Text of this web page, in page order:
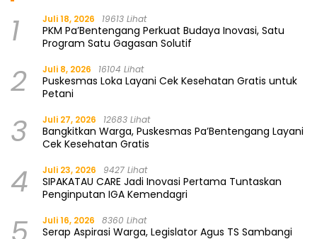
1 Juli 18, 2026 19613 Lihat
PKM Pa’Bentengang Perkuat Budaya Inovasi, Satu
Program Satu Gagasan Solutif
2 Juli 8, 2026 16104 Lihat
Puskesmas Loka Layani Cek Kesehatan Gratis untuk
Petani
3 Juli 27, 2026 12683 Lihat
Bangkitkan Warga, Puskesmas Pa’Bentengang Layani
Cek Kesehatan Gratis
4 Juli 23, 2026 9427 Lihat
SIPAKATAU CARE Jadi Inovasi Pertama Tuntaskan
Penginputan IGA Kemendagri
Juli 16, 2026 8360 Lihat
Serap Aspirasi Warga, Legislator Agus TS Sambangi